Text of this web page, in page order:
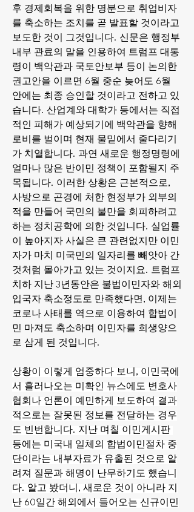
후 경제회복을 위한 명분으로 취업비자
를 축소하는 조치를 곧 발표할 것이라고
보도한 것이 그것입니다. 신문은 행정부
내부 관료의 말을 인용하여 트럼프 대통
령이 백악관과 국토안보부 등이 논의한
권고안을 이르면 6월 중순 늦어도 6월
안에는 최종 승인할 것이라고 전하고 있
습니다. 산업계와 대학가 등에서는 직접
적인 피해가 예상되기에 백악관을 향해
로비를 벌이며 현재 물밑에서 줄다리기
가 치열합니다. 과연 새로운 행정명령에
얼마나 많은 반이민 정책이 포함될지 주
목됩니다. 이러한 상황은 근본적으로,
사방으로 곤경에 처한 현정부가 외부의
적을 만들어 국민의 불만을 회피하려고
하는 정치공학에 의한 것입니다. 실업률
이 높아지자 사실은 큰 관련없지만 이민
자가 마치 미국민의 일자리를 빼앗아 간
것처럼 몰아가고 있는 것이지요. 트럼프
치하 지난 3년동안은 불법이민자와 해외
입국자 축소정도로 만족했다면, 이제는
코로나 사태를 역으로 이용하여 합법이
민 마져도 축소하며 이민자를 희생양으
로 삼게 된 것입니다.
상황이 이렇게 엄중하다 보니, 이민국에
서 흘러나오는 미확인 뉴스에도 변호사
협회나 언론이 예민하게 보도하여 결과
적으로는 잘못된 정보를 전달하는 경우
도 빈번합니다. 지난 며칠 이민게시판
등에는 미국내 일체의 합법이민절차 중
단이라는 내부자료가 유출된 것으로 알
려져 질문과 해명이 난무하기도 했습니
다. 알고 봤더니, 새로운 것이 아니라 지
난 60일간 해외에서 들어오는 신규이민